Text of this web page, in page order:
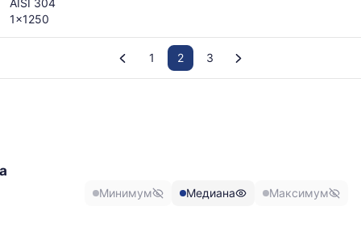
AISI 304
1x1250
1 2 3
максимальной Минимум Медиана Максимум